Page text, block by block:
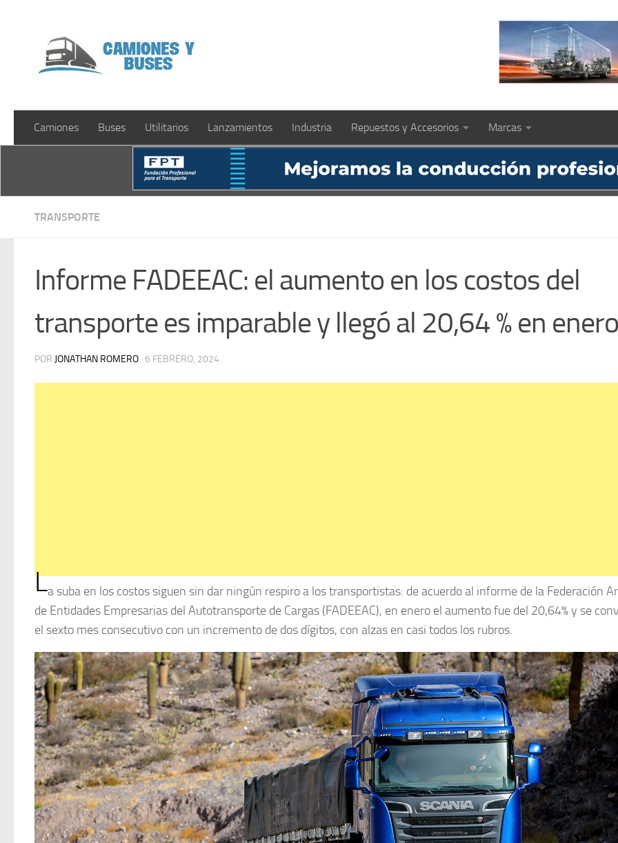
Camiones Buses Utilitarios Lanzamientos Industria Repuestos y Accesorios Marcas
TRANSPORTE
Informe FADEEAC: el aumento en los costos del
transporte es imparable y llegó al 20,64 % en enero
POR JONATHAN ROMERO · 6 FEBRERO, 2024
La suba en los costos siguen sin dar ningún respiro a los transportistas: de acuerdo al informe de la Federación
de Entidades Empresarias del Autotransporte de Cargas (FADEEAC), en enero el aumento fue del 20,64% y se
el sexto mes consecutivo con un incremento de dos dígitos, con alzas en casi todos los rubros.